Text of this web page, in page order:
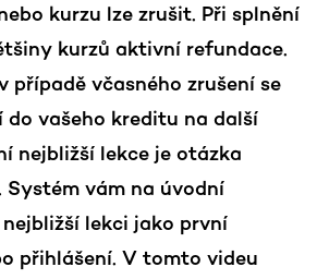
kurzu lze zrušit. Při splnění
kurzů aktivní refundace.
případě včasného zrušení se
vašeho kreditu na další
nejbližší lekce je otázka
vám na úvodní
lekci jako první
přihlášení. V tomto videu